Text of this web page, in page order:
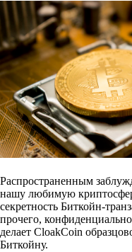
Распространенным
нашу любимую
секретность Биткойн-
прочего,
делает CloakCoin
Биткойну.